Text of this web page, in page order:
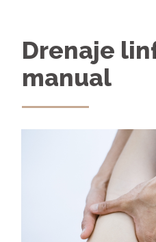
Drenaje
manual